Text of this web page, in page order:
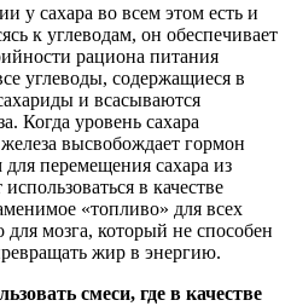
у сахара во всем этом есть и
к углеводам, он обеспечивает
рациона питания
углеводы, содержащиеся в
и всасываются
Когда уровень сахара
высвобождает гормон
перемещения сахара из
в качестве
«топливо» для всех
мозга, который не способен
жир в энергию.
смеси, где в качестве